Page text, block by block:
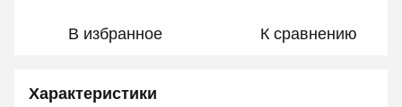
В избранное К сравнению
Характеристики